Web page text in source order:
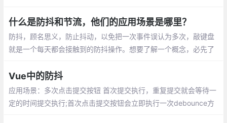
什么是防抖和节流，他们的应用场景是哪里？
防抖，顾名思义，防止抖动，以免把一次事件误认为多次，敲键盘
就是一个每天都会接触到的防抖操作。想要了解一个概念，必先了
Vue中的防抖
应用场景：多次点击提交按钮 首次提交执行，重复提交就会等待一
定的时间提交执行;首次点击提交按钮会立即执行一次debounce方